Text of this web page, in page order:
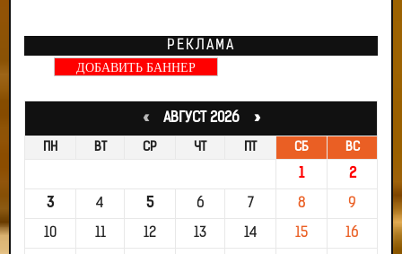
РЕКЛАМА
ДОБАВИТЬ БАННЕР
«АВГУСТ 2026 »
ПН ВТ СР ЧТ ПТ СБ ВС
1 2
3 4 5 6 7 8 9
10 11 12 13 14 15 16